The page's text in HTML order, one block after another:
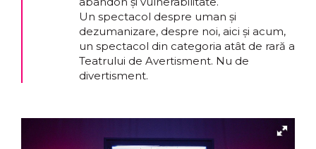
Un spectacol despre uman și
dezumanizare, despre noi, aici și acum,
un spectacol din categoria atât de rară a
Teatrului de Avertisment. Nu de
divertisment.